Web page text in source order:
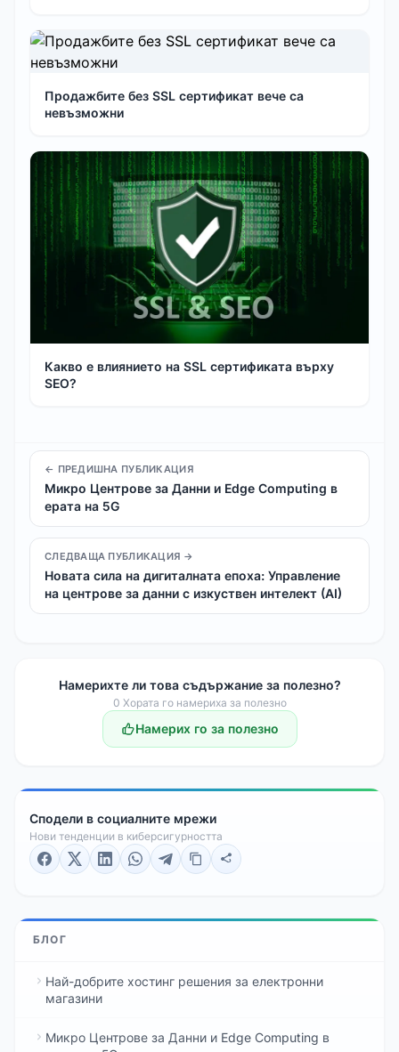
Продажбите без SSL сертификат вече са
невъзможни
Какво е влиянието на SSL сертификата върху
SEO?
← ПРЕДИШНА ПУБЛИКАЦИЯ
Микро Центрове за Данни и Edge Computing в
ерата на 5G
СЛЕДВАЩА ПУБЛИКАЦИЯ →
Новата сила на дигиталната епоха: Управление
на центрове за данни с изкуствен интелект (AI)
Намерихте ли това съдържание за полезно?
0 Хората го намериха за полезно
Намерих го за полезно
Сподели в социалните мрежи
Нови тенденции в киберсигурността
БЛОГ
Най-добрите хостинг решения за електронни
магазини
Микро Центрове за Данни и Edge Computing в